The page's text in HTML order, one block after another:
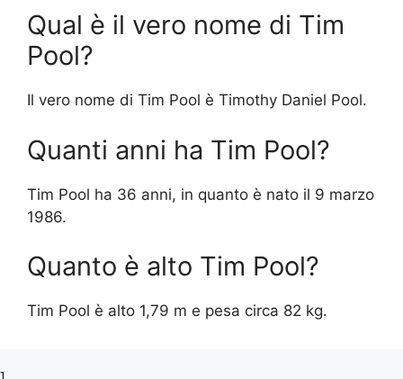
Qual è il vero nome di Tim
Pool?
Il vero nome di Tim Pool è Timothy Daniel Pool.
Quanti anni ha Tim Pool?
Tim Pool ha 36 anni, in quanto è nato il 9 marzo
1986.
Quanto è alto Tim Pool?
Tim Pool è alto 1,79 m e pesa circa 82 kg.